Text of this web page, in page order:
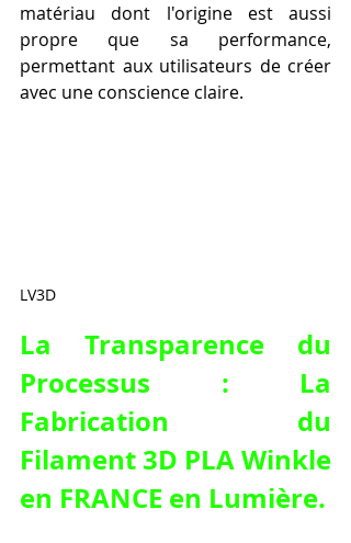
matériau dont l'origine est aussi
propre que sa performance,
permettant aux utilisateurs de créer
avec une conscience claire.
LV3D
La Transparence du
Processus : La
Filament 3D PLA Winkle
en FRANCE en Lumière.